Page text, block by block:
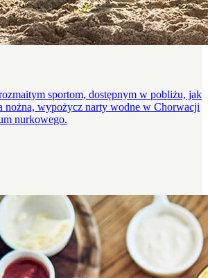
sportom, dostępnym w pobliżu, jak
nożna, wypożycz narty wodne w Chorwacji
nurkowego.